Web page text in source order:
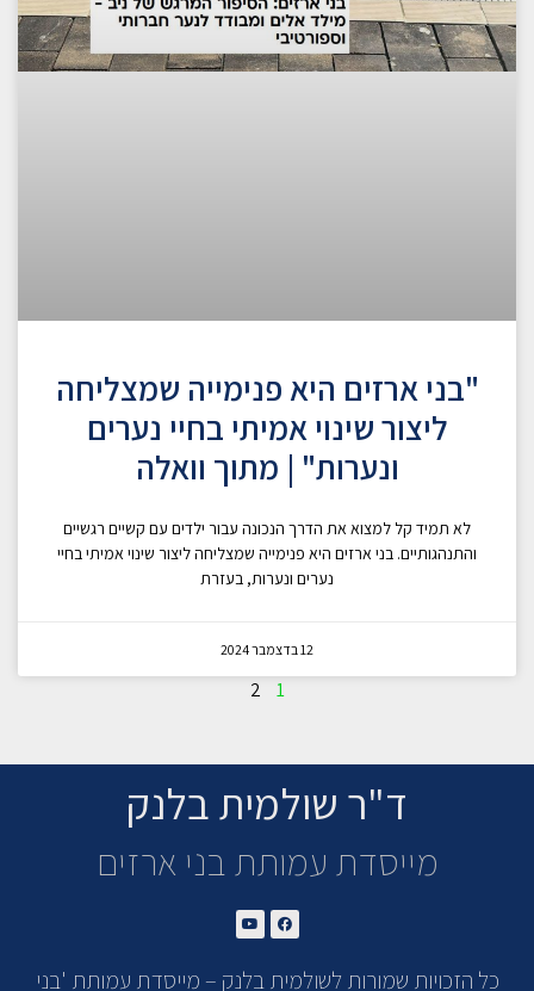
"בני ארזים היא פנימייה שמצליחה
ליצור שינוי אמיתי בחיי נערים
ונערות" | מתוך וואלה
לא תמיד קל למצוא את הדרך הנכונה עבור ילדים עם קשיים רגשיים
והתנהגותיים. בני ארזים היא פנימייה שמצליחה ליצור שינוי אמיתי בחיי
נערים ונערות, בעזרת
12 בדצמבר 2024
1
2
ד"ר שולמית בלנק
מייסדת עמותת בני ארזים
כל הזכויות שמורות לשולמית בלנק – מייסדת עמותת 'בני